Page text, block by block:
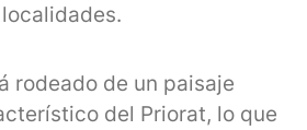
localidades.
rodeado de un paisaje
del Priorat, lo que